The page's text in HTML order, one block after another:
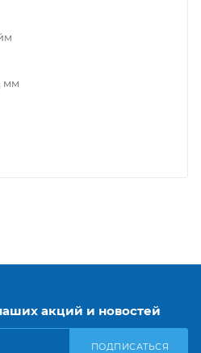
мм
акций и новостей
ПОДПИСАТЬСЯ